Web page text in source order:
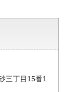
三丁目15番1